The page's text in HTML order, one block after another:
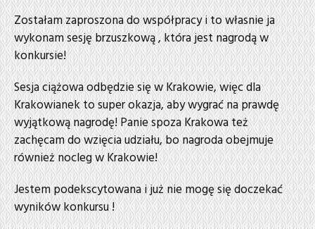
Zostałam zaproszona do współpracy i to własnie ja
wykonam sesję brzuszkową , która jest nagrodą w
konkursie!
Sesja ciążowa odbędzie się w Krakowie, więc dla
Krakowianek to super okazja, aby wygrać na prawdę
wyjątkową nagrodę! Panie spoza Krakowa też
zachęcam do wzięcia udziału, bo nagroda obejmuje
również nocleg w Krakowie!
Jestem podekscytowana i już nie mogę się doczekać
wyników konkursu !